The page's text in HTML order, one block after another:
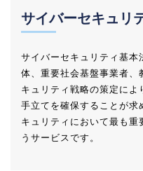
サイバーセキュリ
サイバーセキュリティ基本
体、重要社会基盤事業者、
キュリティ戦略の策定によ
手立てを確保することが
キュリティにおいて最も重
うサービスです。